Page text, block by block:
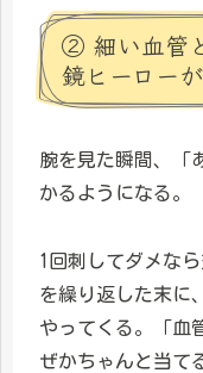
② 細い血管
鏡ヒーロー
腕を見た瞬間、「
かるようになる。
1回刺してダメな
を繰り返した末に
やってくる。「血
ぜかちゃんと当て